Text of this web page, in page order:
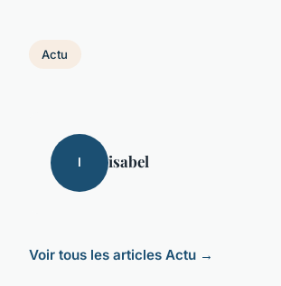
Actu
I isabel
Voir tous les articles Actu →